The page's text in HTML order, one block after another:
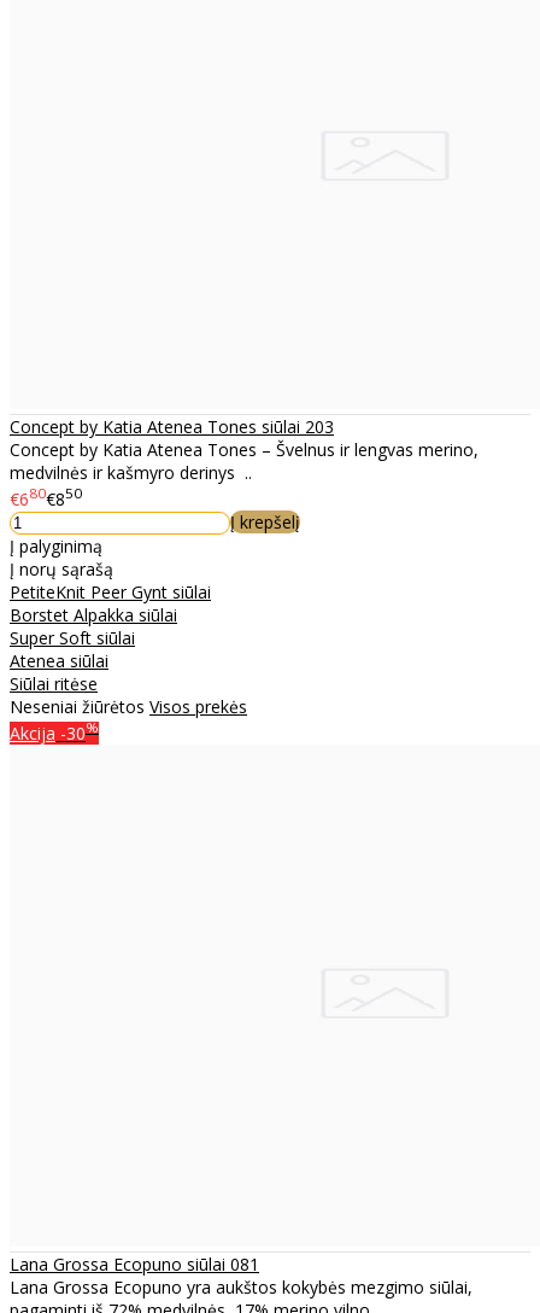
Concept by Katia Atenea Tones siūlai 203
Concept by Katia Atenea Tones – Švelnus ir lengvas merino,
medvilnės ir kašmyro derinys ..
€680€850
Į krepšelį
Į palyginimą
Į norų sąrašą
PetiteKnit Peer Gynt siūlai
Borstet Alpakka siūlai
Super Soft siūlai
Atenea siūlai
Siūlai ritėse
Neseniai žiūrėtos Visos prekės
Akcija -30%
Lana Grossa Ecopuno siūlai 081
Lana Grossa Ecopuno yra aukštos kokybės mezgimo siūlai,